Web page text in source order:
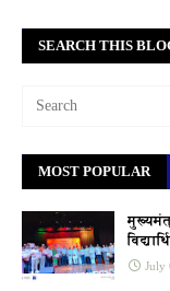
SEARCH THIS
MOST POPULAR
July